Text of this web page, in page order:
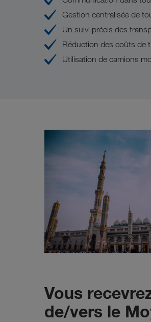
Gestion centralisée de
Un suivi précis des
Réduction des coûts de
Utilisation de camions
Vous
de/vers le